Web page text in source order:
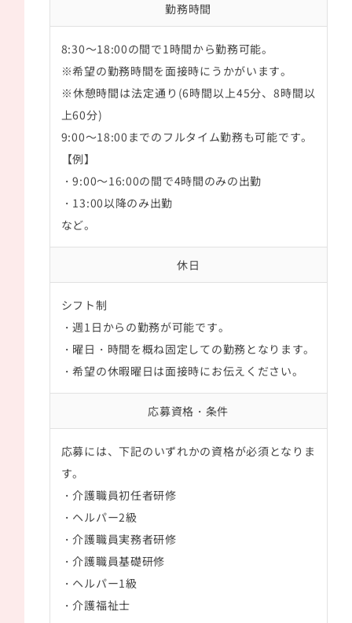
勤務時間
8:30～18:00の間で1時間から勤務可能。
※希望の勤務時間を面接時にうかがいます。
※休憩時間は法定通り(6時間以上45分、8時間以
上60分)
9:00～18:00までのフルタイム勤務も可能です。
【例】
・9:00～16:00の間で4時間のみの出勤
・13:00以降のみ出勤
など。
休日
シフト制
・週1日からの勤務が可能です。
・曜日・時間を概ね固定しての勤務となります。
・希望の休暇曜日は面接時にお伝えください。
応募資格・条件
応募には、下記のいずれかの資格が必須となりま
す。
・介護職員初任者研修
・ヘルパー2級
・介護職員実務者研修
・介護職員基礎研修
・ヘルパー1級
・介護福祉士